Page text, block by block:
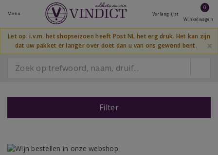
Menu Verlanglijst
0
Winkelwagen
Let op: i.v.m. het shopseizoen heeft Post NL het erg druk. Het kan zijn
dat uw pakket er langer over doet dan u van ons gewend bent.
×
Filter